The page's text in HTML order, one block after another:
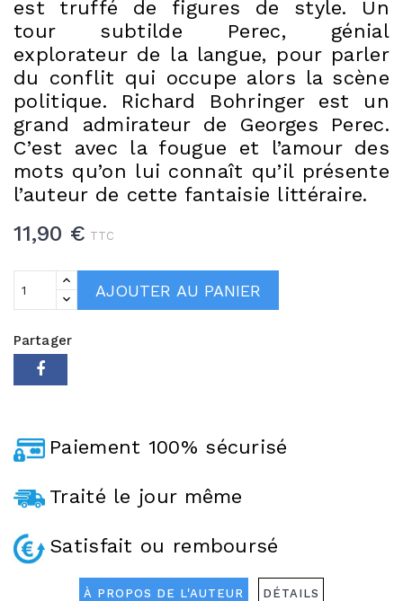
est truffé de figures de style. Un
tour subtilde Perec, génial
explorateur de la langue, pour parler
du conflit qui occupe alors la scène
politique. Richard Bohringer est un
grand admirateur de Georges Perec.
C’est avec la fougue et l’amour des
mots qu’on lui connaît qu’il présente
l’auteur de cette fantaisie littéraire.
11,90 € TTC
AJOUTER AU PANIER
Partager
Paiement 100% sécurisé
Traité le jour même
Satisfait ou remboursé
À PROPOS DE L'AUTEUR DÉTAILS